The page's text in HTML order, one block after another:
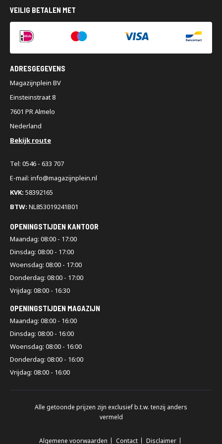
VEILIG BETALEN MET
ADRESGEGEVENS
Magazijnplein BV
Einsteinstraat 8
7601 PR Almelo
Nederland
Bekijk route
Tel: 0546 - 633 707
E-mail: info@magazijnplein.nl
KVK: 58392165
BTW: NL853019241B01
OPENINGSTIJDEN KANTOOR
Maandag: 08:00 - 17:00
Dinsdag: 08:00 - 17:00
Woensdag: 08:00 - 17:00
Donderdag: 08:00 - 17:00
Vrijdag: 08:00 - 16:30
OPENINGSTIJDEN MAGAZIJN
Maandag: 08:00 - 16:00
Dinsdag: 08:00 - 16:00
Woensdag: 08:00 - 16:00
Donderdag: 08:00 - 16:00
Vrijdag: 08:00 - 16:00
Alle getoonde prijzen zijn exclusief b.t.w. tenzij anders
vermeld
Algemene voorwaarden Contact Disclaimer